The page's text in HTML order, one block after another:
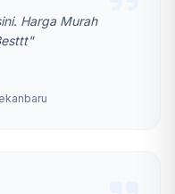
Harga Murah